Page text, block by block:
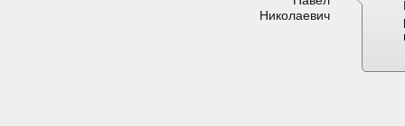
Николаевич